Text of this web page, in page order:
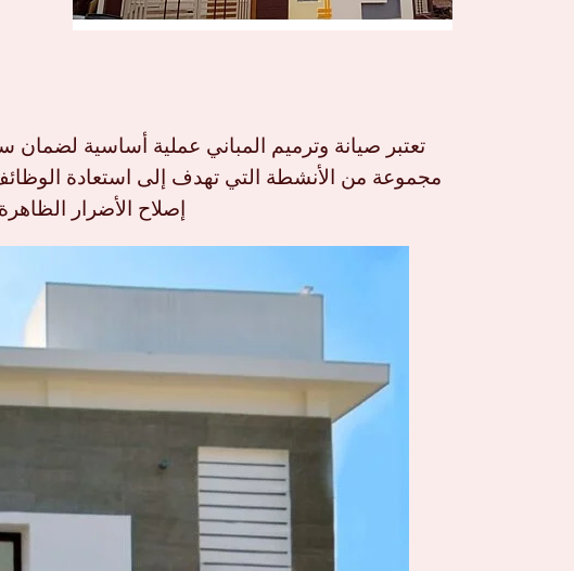
تعتبر صيانة وترميم المباني عملية أساسية لضمان
مجموعة من الأنشطة التي تهدف إلى استعادة
إصلاح الأضرار